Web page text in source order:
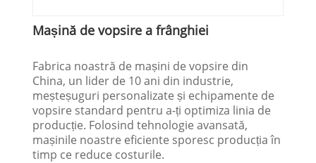
Mașină de vopsire a frânghiei
Fabrica noastră de mașini de vopsire din
China, un lider de 10 ani din industrie,
meșteșuguri personalizate și echipamente de
vopsire standard pentru a-ți optimiza linia de
producție. Folosind tehnologie avansată,
mașinile noastre eficiente sporesc producția în
timp ce reduce costurile.